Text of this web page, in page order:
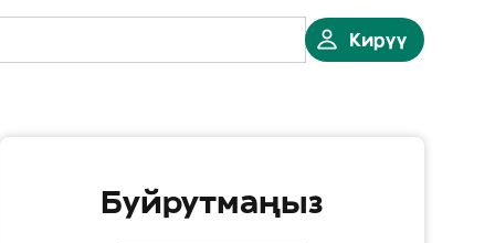
Кирүү
Буйрутмаңыз